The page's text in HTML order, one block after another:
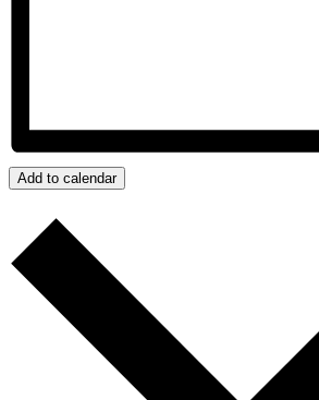
Add to calendar